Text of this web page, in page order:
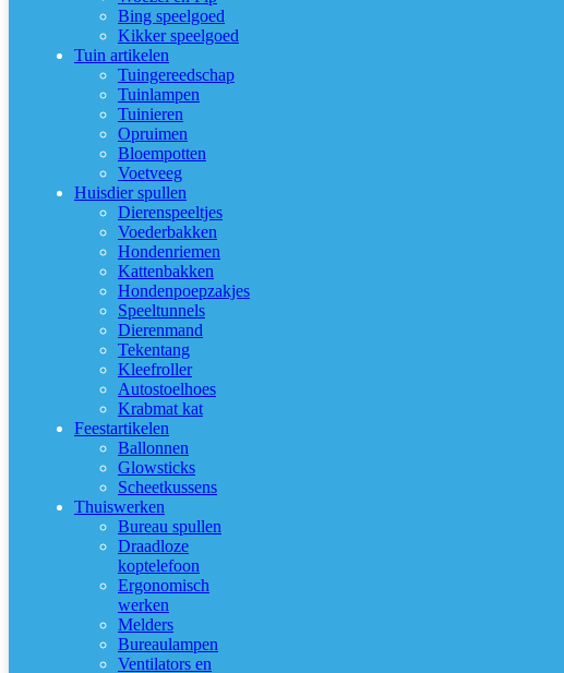
Bing speelgoed
Kikker speelgoed
Tuin artikelen
Tuingereedschap
Tuinlampen
Tuinieren
Opruimen
Bloempotten
Voetveeg
Huisdier spullen
Dierenspeeltjes
Voederbakken
Hondenriemen
Kattenbakken
Hondenpoepzakjes
Speeltunnels
Dierenmand
Tekentang
Kleefroller
Autostoelhoes
Krabmat kat
Feestartikelen
Ballonnen
Glowsticks
Scheetkussens
Thuiswerken
Bureau spullen
Draadloze
koptelefoon
Ergonomisch
werken
Melders
Bureaulampen
Ventilators en